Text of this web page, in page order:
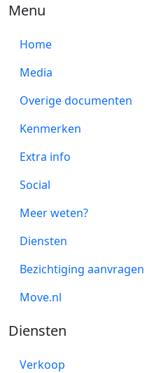
Menu
Home
Media
Overige documenten
Kenmerken
Extra info
Social
Meer weten?
Diensten
Bezichtiging aanvragen
Move.nl
Diensten
Verkoop